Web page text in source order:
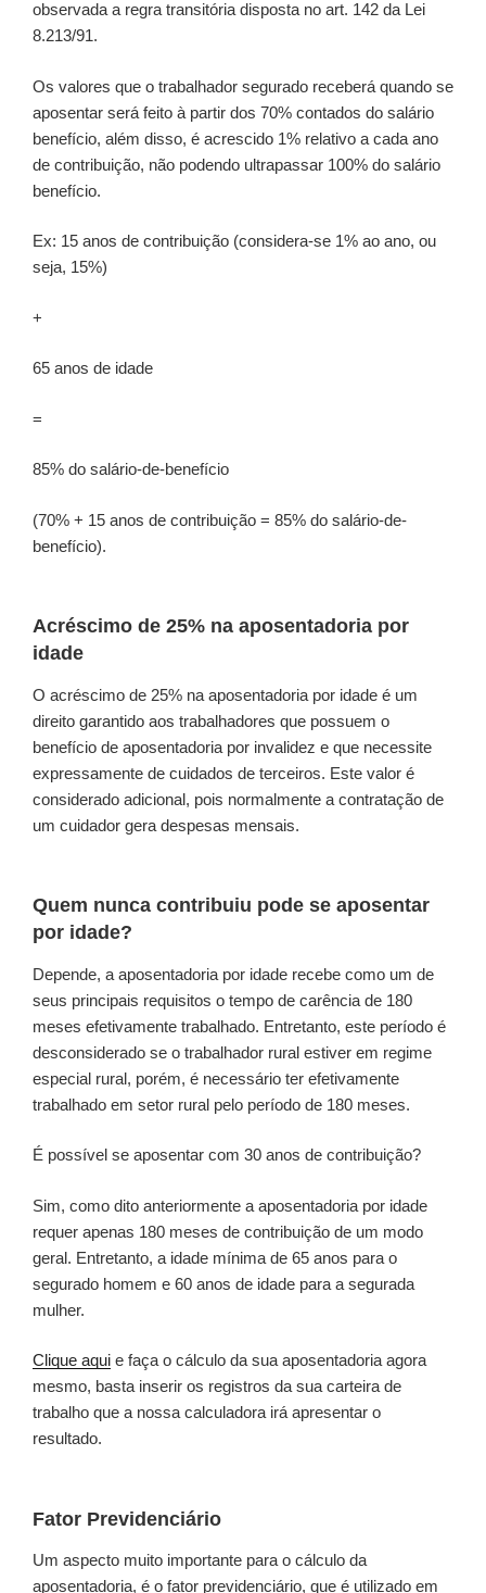
observada a regra transitória disposta no art. 142 da Lei
8.213/91.
Os valores que o trabalhador segurado receberá quando se
aposentar será feito à partir dos 70% contados do salário
benefício, além disso, é acrescido 1% relativo a cada ano
de contribuição, não podendo ultrapassar 100% do salário
benefício.
Ex: 15 anos de contribuição (considera-se 1% ao ano, ou
seja, 15%)
+
65 anos de idade
=
85% do salário-de-benefício
(70% + 15 anos de contribuição = 85% do salário-de-
benefício).
Acréscimo de 25% na aposentadoria por
idade
O acréscimo de 25% na aposentadoria por idade é um
direito garantido aos trabalhadores que possuem o
benefício de aposentadoria por invalidez e que necessite
expressamente de cuidados de terceiros. Este valor é
considerado adicional, pois normalmente a contratação de
um cuidador gera despesas mensais.
Quem nunca contribuiu pode se aposentar
por idade?
Depende, a aposentadoria por idade recebe como um de
seus principais requisitos o tempo de carência de 180
meses efetivamente trabalhado. Entretanto, este período é
desconsiderado se o trabalhador rural estiver em regime
especial rural, porém, é necessário ter efetivamente
trabalhado em setor rural pelo período de 180 meses.
É possível se aposentar com 30 anos de contribuição?
Sim, como dito anteriormente a aposentadoria por idade
requer apenas 180 meses de contribuição de um modo
geral. Entretanto, a idade mínima de 65 anos para o
segurado homem e 60 anos de idade para a segurada
mulher.
Clique aqui e faça o cálculo da sua aposentadoria agora
mesmo, basta inserir os registros da sua carteira de
trabalho que a nossa calculadora irá apresentar o
resultado.
Fator Previdenciário
Um aspecto muito importante para o cálculo da
aposentadoria, é o fator previdenciário, que é utilizado em